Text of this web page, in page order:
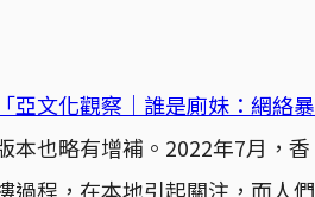
「亞文化觀察｜誰是廁妹：網絡暴
本也略有增補。2022年7月，香
過程，在本地引起關注，而人們